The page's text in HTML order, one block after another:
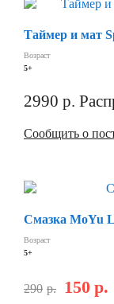
Таймер и мат
Возраст
5+
2990 р.
Сообщить о
Смазка MoYu
Возраст
5+
290 р. 150 р.